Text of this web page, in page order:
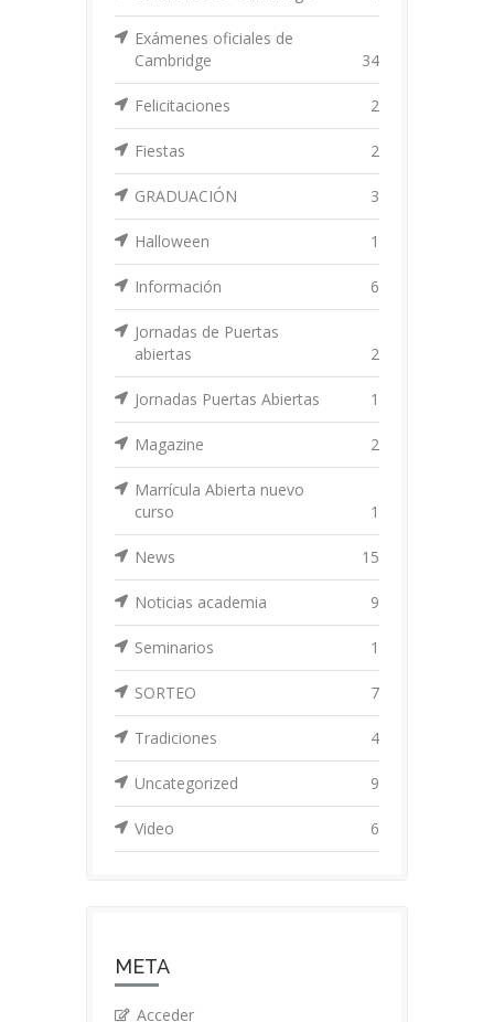
Exámenes oficiales de
Cambridge
34
Felicitaciones 2
Fiestas 2
GRADUACIÓN 3
Halloween 1
Información 6
Jornadas de Puertas
abiertas
2
Jornadas Puertas Abiertas 1
Magazine 2
Marrícula Abierta nuevo
curso
1
News 15
Noticias academia 9
Seminarios 1
SORTEO 7
Tradiciones 4
Uncategorized 9
Video 6
META
Acceder